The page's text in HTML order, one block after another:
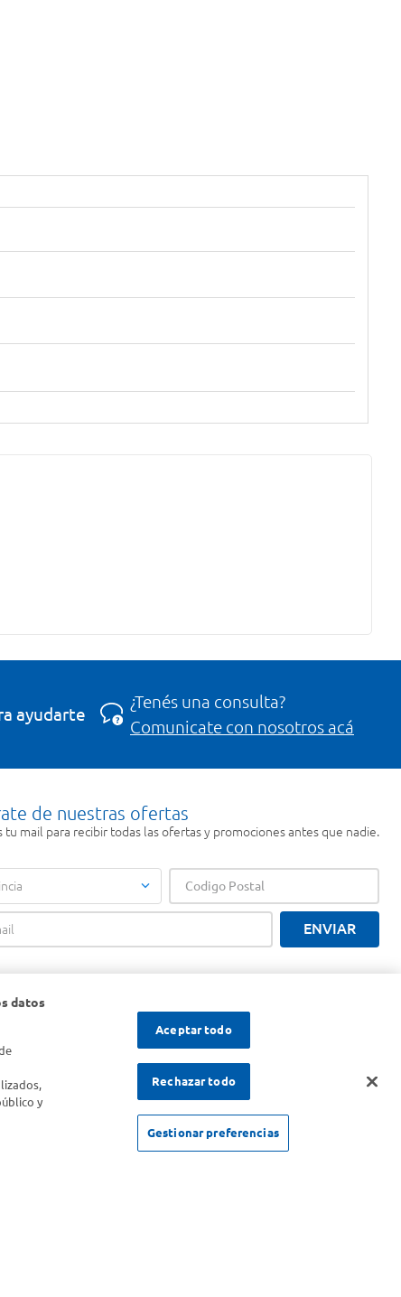
ayudarte
¿Tenés una consulta?
Comunicate con nosotros acá
de nuestras ofertas
tu mail para recibir todas las ofertas y promociones antes que nadie.
ENVIAR
datos
y
Aceptar todo
Rechazar todo
Gestionar preferencias